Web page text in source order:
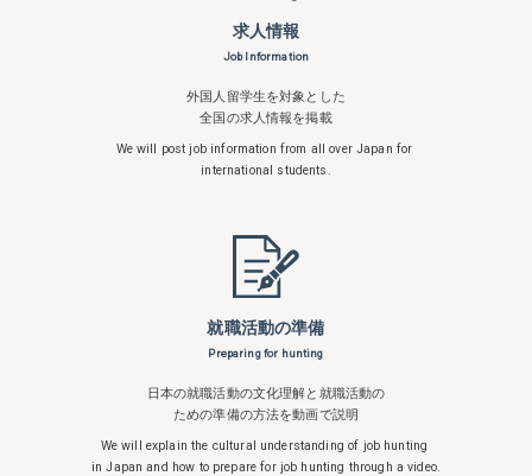
求人情報
Job Information
外国人留学生を対象とした
全国の求人情報を掲載
We will post job information from all over Japan for
international students.
就職活動の準備
Preparing for hunting
日本の就職活動の文化理解と就職活動の
ための準備の方法を動画で説明
We will explain the cultural understandingof job hunting
in Japan and how to prepare for job hunting through a video.